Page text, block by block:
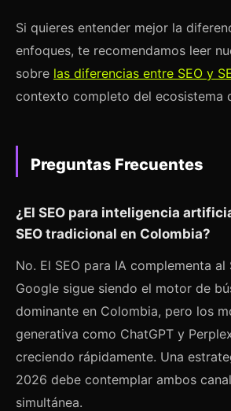
Si quieres entender mejor la
enfoques, te recomendamos leer
sobre las diferencias entre SEO y
contexto completo del ecosistema
Preguntas Frecuentes
¿El SEO para inteligencia
SEO tradicional en Colombia?
No. El SEO para IA complementa al
Google sigue siendo el motor de
dominante en Colombia, pero los
generativa como ChatGPT y
creciendo rápidamente. Una
2026 debe contemplar ambos
simultánea.